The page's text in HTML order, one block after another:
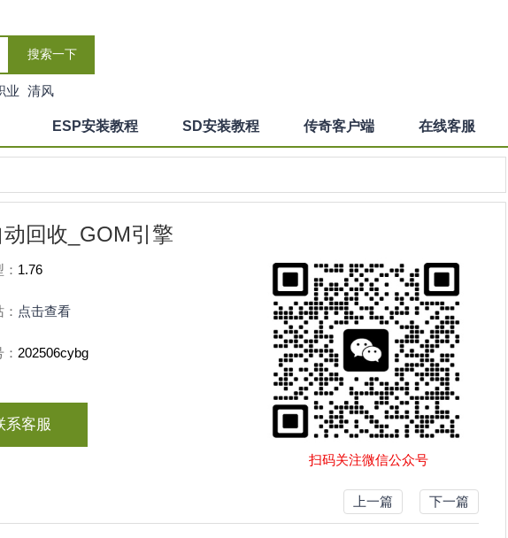
搜索一下
业 清风
ESP安装教程 SD安装教程 传奇客户端 在线客服
回收_GOM引擎
1.76
点击查看
202506cybg
扫码关注微信公众号
系客服
上一篇 下一篇